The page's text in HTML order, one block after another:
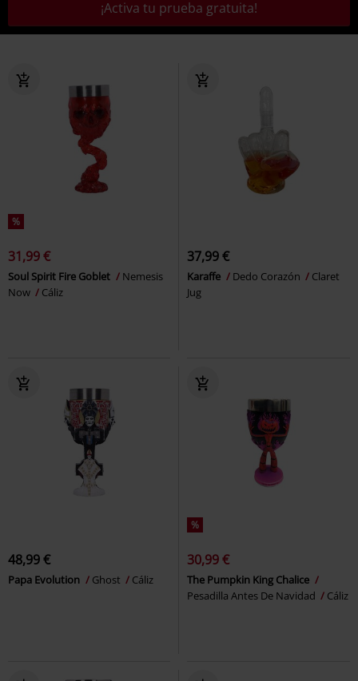
¡Activa tu prueba gratuita!
%
31,99 €
Soul Spirit Fire Goblet
Nemesis
Now
Cáliz
37,99 €
Karaffe Dedo Corazón
Claret
Jug
48,99 €
Papa Evolution Ghost Cáliz
%
30,99 €
The Pumpkin King Chalice
Pesadilla Antes De Navidad
Cáliz